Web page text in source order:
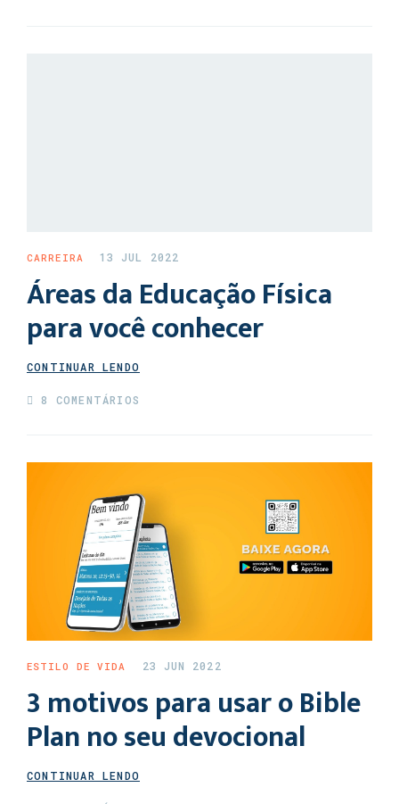
CARREIRA 13 JUL 2022
Áreas da Educação Física
para você conhecer
CONTINUAR LENDO
8 COMENTÁRIOS
ESTILO DE VIDA 23 JUN 2022
3 motivos para usar o Bible
Plan no seu devocional
CONTINUAR LENDO